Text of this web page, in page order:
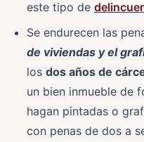
este tipo de
Se endurecen las
de viviendas y el
los dos años de
un bien inmueble de
hagan pintadas o
con penas de dos a